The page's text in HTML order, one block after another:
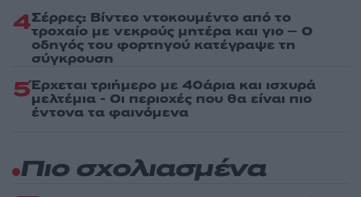
4Σέρρες: Βίντεο ντοκουμέντο από το
τροχαίο με νεκρούς μητέρα και γιο – Ο
οδηγός του φορτηγού κατέγραψε τη
σύγκρουση
5Έρχεται τριήμερο με 40άρια και ισχυρά
μελτέμια - Οι περιοχές που θα είναι πιο
έντονα τα φαινόμενα
Πιο σχολιασμένα